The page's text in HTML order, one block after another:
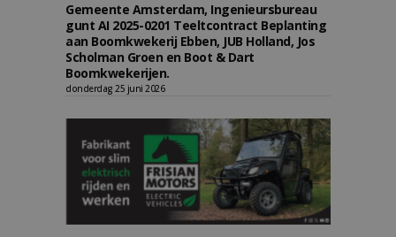
Gemeente Amsterdam, Ingenieursbureau
gunt AI 2025-0201 Teeltcontract Beplanting
aan Boomkwekerij Ebben, JUB Holland, Jos
Scholman Groen en Boot & Dart
Boomkwekerijen.
donderdag 25 juni 2026